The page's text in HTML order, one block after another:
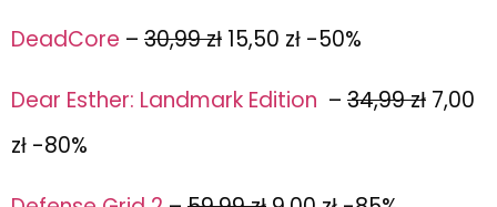
DeadCore – 30,99 zł 15,50 zł -50%
Dear Esther: Landmark Edition – 34,99 zł 7,00
zł -80%